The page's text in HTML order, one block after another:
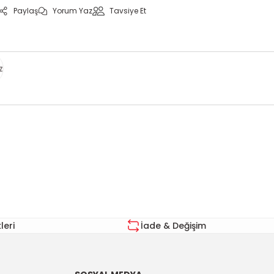
Paylaş Yorum Yaz Tavsiye Et
İade & Değişim